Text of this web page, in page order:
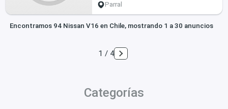
Parral
Encontramos 94 Nissan V16 en Chile, mostrando 1 a 30 anuncios
1 / 4
Categorías